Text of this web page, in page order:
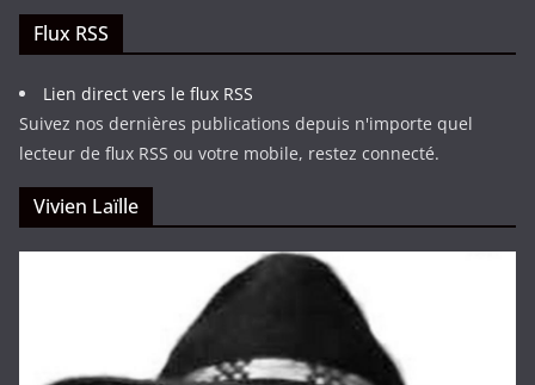
Flux RSS
Lien direct vers le flux RSS
Suivez nos dernières publications depuis n'importe quel
lecteur de flux RSS ou votre mobile, restez connecté.
Vivien Laïlle